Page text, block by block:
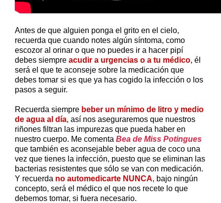
Antes de que alguien ponga el grito en el cielo,
recuerda que cuando notes algún síntoma, como
escozor al orinar o que no puedes ir a hacer pipí
debes siempre acudir a urgencias o a tu médico, él
será el que te aconseje sobre la medicación que
debes tomar si es que ya has cogido la infección o los
pasos a seguir.
Recuerda siempre beber un mínimo de litro y medio
de agua al día, así nos aseguraremos que nuestros
riñones filtran las impurezas que pueda haber en
nuestro cuerpo. Me comenta Bea de Miss Potingues
que también es aconsejable beber agua de coco una
vez que tienes la infección, puesto que se eliminan las
bacterias resistentes que sólo se van con medicación.
Y recuerda no automedicarte NUNCA, bajo ningún
concepto, será el médico el que nos recete lo que
debemos tomar, si fuera necesario.